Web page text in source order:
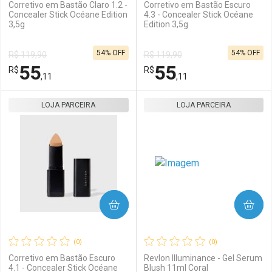
Ativar Desconto
Comprar sem Desconto
Por R$ 55,11/cada
Comprar sem Desconto
Por R$ 55,11/cada
Ativar Desconto
Comprar sem Desconto
Por R$ 55,11/cada
Comprar sem Desconto
Por R$ 55,11/cada
Corretivo em Bastão Claro 1.2 -
Concealer Stick Océane Edition
3,5g
R$ 119,90
R$55,11
54% OFF
Laboratório
Por Menos
Corretivo em Bastão Escuro
4.3 - Concealer Stick Océane
Edition 3,5g
R$ 119,90
R$55,11
54% OFF
(0)
Corretivo em Bastão Escuro
4.1 - Concealer Stick Océane
LOJA PARCEIRA
COMPRAR
(0)
Revlon Illuminance - Gel Serum
Blush 11ml Coral
LOJA PARCEIRA
COMPRAR